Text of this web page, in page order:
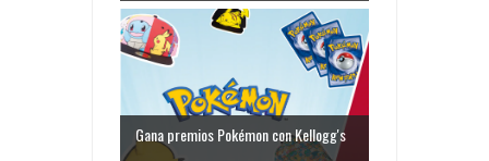
Gana premios Pokémon con Kellogg's